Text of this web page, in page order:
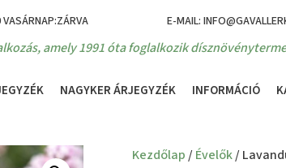
E-MAIL:
amely 1991 óta foglalkozik
NAGYKER ÁRJEGYZÉK INFORMÁCIÓ
Kezdőlap /Évelők/